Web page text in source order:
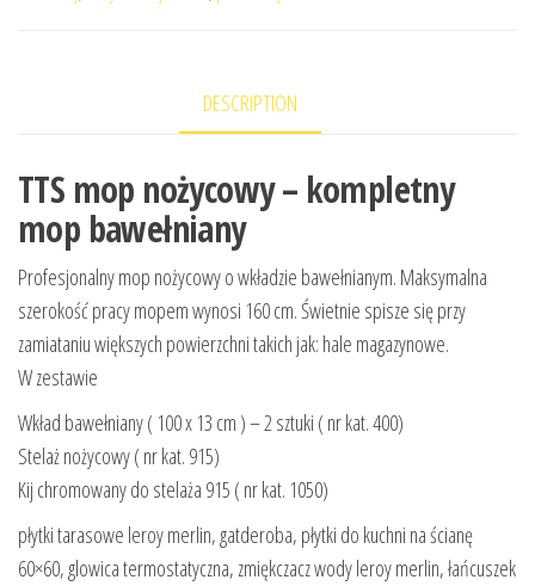
DESCRIPTION
TTS mop nożycowy – kompletny
mop bawełniany
Profesjonalny mop nożycowy o wkładzie bawełnianym. Maksymalna
szerokość pracy mopem wynosi 160 cm. Świetnie spisze się przy
zamiataniu większych powierzchni takich jak: hale magazynowe.
W zestawie
Wkład bawełniany ( 100 x 13 cm ) – 2 sztuki ( nr kat. 400)
Stelaż nożycowy ( nr kat. 915)
Kij chromowany do stelaża 915 ( nr kat. 1050)
płytki tarasowe leroy merlin, gatderoba, płytki do kuchni na ścianę
60×60, glowica termostatyczna, zmiękczacz wody leroy merlin, łańcuszek